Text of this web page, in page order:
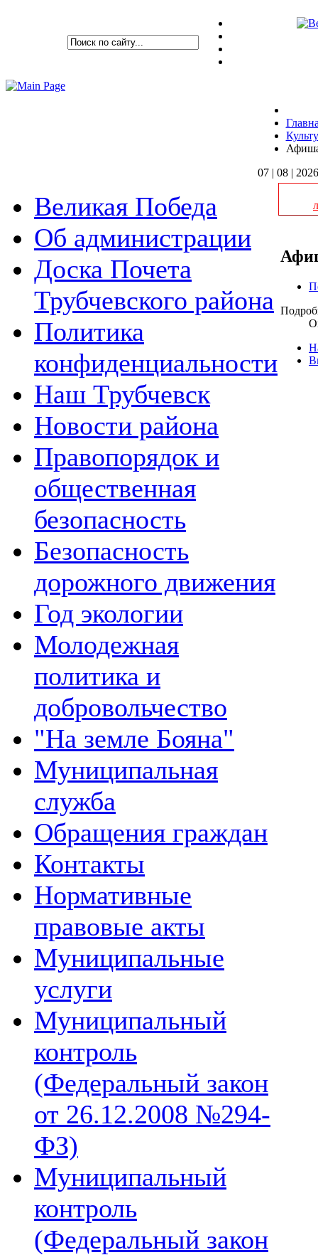
07 | 08 | 2026
Великая Победа
Об администрации
Доска Почета
Трубчевского района
Политика
конфиденциальности
Наш Трубчевск
Новости района
Правопорядок и
общественная
безопасность
Безопасность
дорожного движения
Год экологии
Молодежная
политика и
добровольчество
"На земле Бояна"
Муниципальная
служба
Обращения граждан
Контакты
Нормативные
правовые акты
Муниципальные
услуги
Муниципальный
контроль
(Федеральный закон
от 26.12.2008 №294-
ФЗ)
Муниципальный
контроль
(Федеральный закон